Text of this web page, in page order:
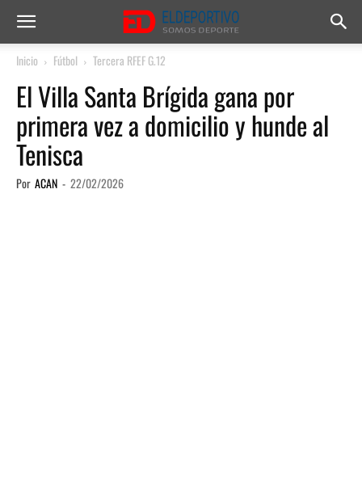
Inicio Fútbol Tercera RFEF G.12
El Villa Santa Brígida gana por
primera vez a domicilio y hunde al
Tenisca
Por ACAN - 22/02/2026